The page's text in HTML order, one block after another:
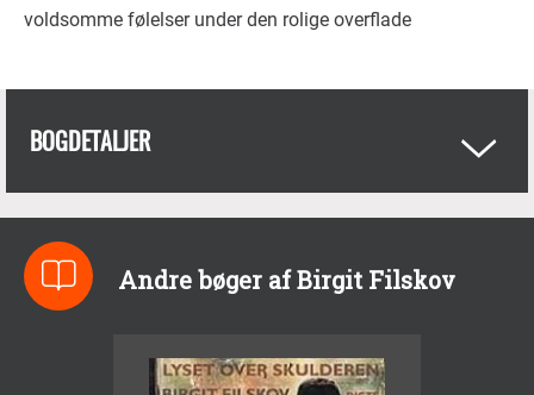
voldsomme følelser under den rolige overflade
BOGDETALJER
Andre bøger af Birgit Filskov